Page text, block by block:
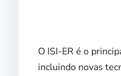
O ISI-ER é o
incluindo novas